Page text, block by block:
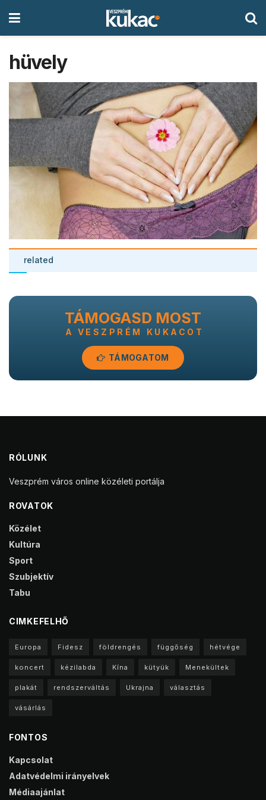
hüvely
related
TÁMOGASD MOST
A VESZPRÉM KUKACOT
TÁMOGATOM
RÓLUNK
Veszprém város online közéleti portálja
ROVATOK
Közélet
Kultúra
Sport
Szubjektív
Tabu
CIMKEFELHŐ
Europa Fidesz földrengés függőség hétvége
koncert kézilabda Kína kütyük Menekültek
plakát rendszerváltás Ukrajna választás
vásárlás
FONTOS
Kapcsolat
Adatvédelmi irányelvek
Médiaajánlat